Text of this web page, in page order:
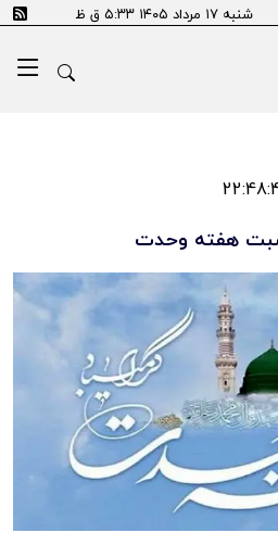
شنبه ۱۷ مرداد ۱۴۰۵ ۵:۳۳ ق ظ
هفته وحدت